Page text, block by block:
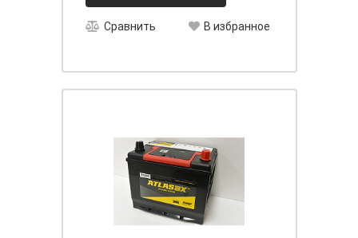
Сравнить В избранное